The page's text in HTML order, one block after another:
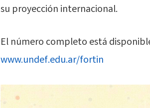
su proyección internacional.
El número completo está
www.undef.edu.ar/fortin